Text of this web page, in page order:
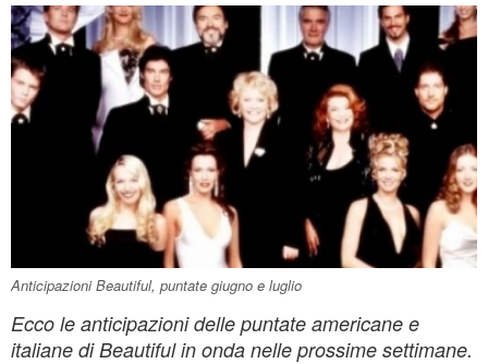
Anticipazioni Beautiful, puntate giugno e luglio
Ecco le anticipazioni delle puntate americane e
italiane di Beautiful in onda nelle prossime settimane.